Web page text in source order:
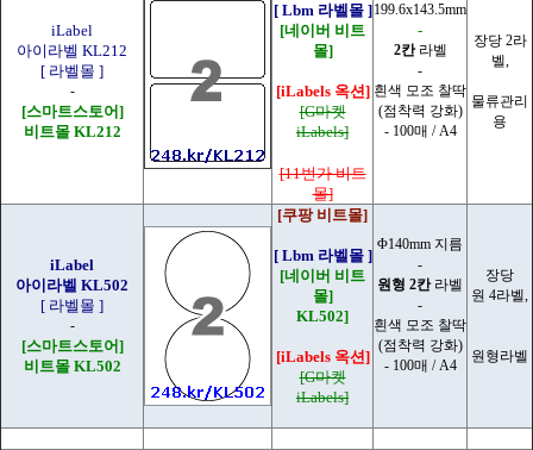
iLabel
아이라벨 KL212
[ 라벨몰 ]
-
[스마트스토어]
비트몰 KL212
[ Lbm 라벨몰 ]
[네이버 비트
몰]
[iLabels 옥션]
[G마켓
iLabels]
[11번가 비트
몰]
199.6x143.5mm
-
2칸라벨
-
흰색 모조 찰딱
(점착력 강화)
- 100매 / A4
장당 2라
벨,
물류관리
용
iLabel
아이라벨 KL502
[ 라벨몰 ]
-
[스마트스토어]
비트몰 KL502
[쿠팡 비트몰]
[ Lbm 라벨몰 ]
[네이버 비트
몰]
KL502]
[iLabels 옥션]
[G마켓
iLabels]
Φ140mm 지름
-
원형 2칸라벨
-
흰색 모조 찰딱
(점착력 강화)
- 100매 / A4
장당
원 4라벨,
원형라벨